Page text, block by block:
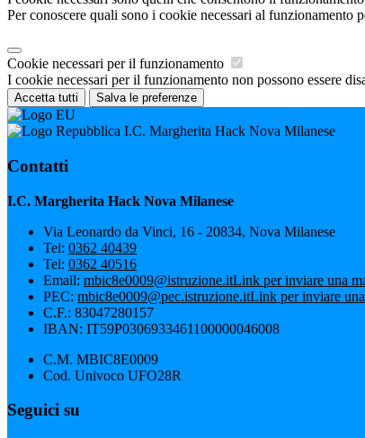
Per conoscere quali sono i cookie necessari al funzionamento
Cookie necessari per il funzionamento
I cookie necessari per il funzionamento non possono essere
Accetta tutti Salva le preferenze
I.C. Margherita Hack Nova Milanese
Contatti
I.C. Margherita Hack Nova Milanese
Via Leonardo da Vinci, 16 - 20834, Nova Milanese
Tel: 0362 40439
Tel: 0362 40516
Email: mbic8e0009@istruzione.itLink per inviare una
PEC: mbic8e0009@pec.istruzione.itLink per inviare
C.F.: 83047280157
IBAN: IT59P0306933461100000046008
C.M. MBIC8E0009
Cod. Univoco UFO28R
Seguici su